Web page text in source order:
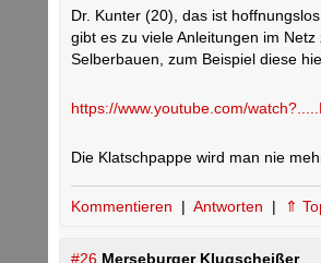
Dr. Kunter (20), das ist
gibt es zu viele Anleitungen im Netz
Selberbauen, zum Beispiel diese
https://www.youtube.com/
Die Klatschpappe wird man nie
Kommentieren | Antworten | ⇑
#26 Merseburger Klugscheißer